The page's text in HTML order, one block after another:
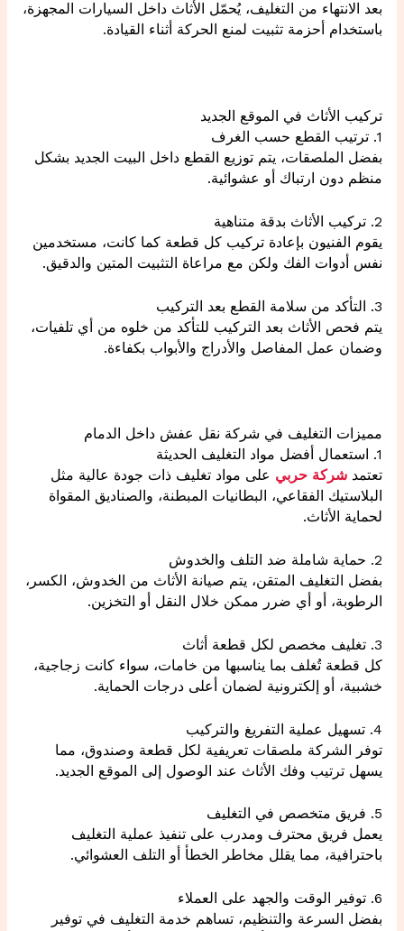
بعد الانتهاء من التغليف، يُحمّل الأثاث داخل السيارات المجهزة،
باستخدام أحزمة تثبيت لمنع الحركة أثناء القيادة.
تركيب الأثاث في الموقع الجديد
1. ترتيب القطع حسب الغرف
بفضل الملصقات، يتم توزيع القطع داخل البيت الجديد بشكل
منظم دون ارتباك أو عشوائية.
2. تركيب الأثاث بدقة متناهية
يقوم الفنيون بإعادة تركيب كل قطعة كما كانت، مستخدمين
نفس أدوات الفك ولكن مع مراعاة التثبيت المتين والدقيق.
3. التأكد من سلامة القطع بعد التركيب
يتم فحص الأثاث بعد التركيب للتأكد من خلوه من أي تلفيات،
وضمان عمل المفاصل والأدراج والأبواب بكفاءة.
مميزات التغليف في شركة نقل عفش داخل الدمام
1. استعمال أفضل مواد التغليف الحديثة
تعتمد شركة حربي على مواد تغليف ذات جودة عالية مثل
البلاستيك الفقاعي، البطانيات المبطنة، والصناديق المقواة
لحماية الأثاث.
2. حماية شاملة ضد التلف والخدوش
بفضل التغليف المتقن، يتم صيانة الأثاث من الخدوش، الكسر،
الرطوبة، أو أي ضرر ممكن خلال النقل أو التخزين.
3. تغليف مخصص لكل قطعة أثاث
كل قطعة تُغلف بما يناسبها من خامات، سواء كانت زجاجية،
خشبية، أو إلكترونية لضمان أعلى درجات الحماية.
4. تسهيل عملية التفريغ والتركيب
توفر الشركة ملصقات تعريفية لكل قطعة وصندوق، مما
يسهل ترتيب وفك الأثاث عند الوصول إلى الموقع الجديد.
5. فريق متخصص في التغليف
يعمل فريق محترف ومدرب على تنفيذ عملية التغليف
باحترافية، مما يقلل مخاطر الخطأ أو التلف العشوائي.
6. توفير الوقت والجهد على العملاء
بفضل السرعة والتنظيم، تساهم خدمة التغليف في توفير